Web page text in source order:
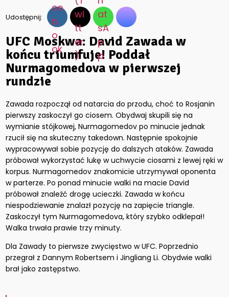
Udostępnij:
UFC Moskwa: David Zawada w
końcu triumfuje! Poddał
Nurmagomedova w pierwszej
rundzie
Zawada rozpoczął od natarcia do przodu, choć to Rosjanin
pierwszy zaskoczył go ciosem. Obydwaj skupili się na
wymianie stójkowej, Nurmagomedov po minucie jednak
rzucił się na skuteczny takedown. Następnie spokojnie
wypracowywał sobie pozycję do dalszych ataków. Zawada
próbował wykorzystać lukę w uchwycie ciosami z lewej ręki w
korpus. Nurmagomedov znakomicie utrzymywał oponenta
w parterze. Po ponad minucie walki na macie David
próbował znaleźć drogę ucieczki. Zawada w końcu
niespodziewanie znalazł pozycję na zapięcie triangle.
Zaskoczył tym Nurmagomedova, który szybko odklepał!
Walka trwała prawie trzy minuty.
Dla Zawady to pierwsze zwycięstwo w UFC. Poprzednio
przegrał z Dannym Robertsem i Jingliang Li. Obydwie walki
brał jako zastępstwo.